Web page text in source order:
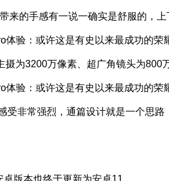
来的手感有一说一确实是舒服的，
为3200万像素、超广角镜头为800
非常强烈，通篇设计就是一个思
版本也终于更新为安卓11。